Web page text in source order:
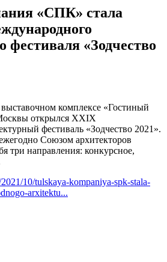
«СПК» стала
фестиваля «Зодчество
комплексе «Гостиный
открылся XXIX
фестиваль «Зодчество 2021».
Союзом архитекторов
три направления: конкурсное,
10/tulskaya-kompaniya-spk-stala-
arxitektu...